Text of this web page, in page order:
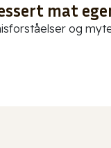
mat
og